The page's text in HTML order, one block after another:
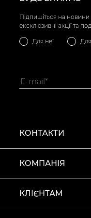
Підпишіться на
ексклюзивні акції та
Для неї
КОНТАКТИ
КОМПАНІЯ
КЛІЄНТАМ